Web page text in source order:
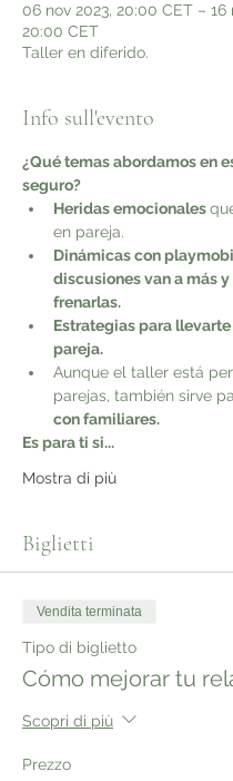
06 nov 2023, 20:00 CET – 16
20:00 CET
Taller en diferido.
Info sull'evento
¿Qué temas abordamos en
seguro?
Heridas emocionales
en pareja.
Dinámicas con
discusiones van a más
frenarlas.
Estrategias para
pareja.
Aunque el taller está
parejas, también sirve
con familiares.
Es para ti si...
Mostra di più
Biglietti
Vendita terminata
Tipo di biglietto
Cómo mejorar tu
Scopri di più
Prezzo